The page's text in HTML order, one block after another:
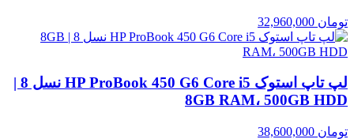
تومان
لپ تاپ استوک HP ProBook 450 G6 Core i5 نسل 8 |
8GB RAM، 500GB HDD
تومان